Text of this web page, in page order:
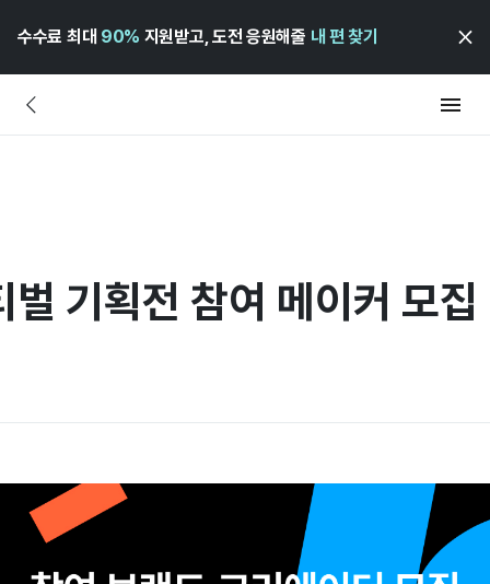
수수료 최대 90% 지원받고, 도전 응원해줄 내 편 찾기
기획전 참여 메이커 모